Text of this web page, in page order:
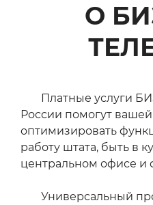
О
Платные услуги
России помогут
оптимизировать
работу штата, быть в
центральном офисе и
Универсальный